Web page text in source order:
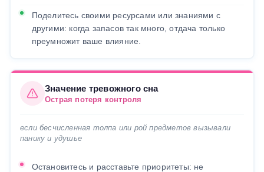
Поделитесь своими ресурсами или знаниями с
другими: когда запасов так много, отдача только
преумножит ваше влияние.
Значение тревожного сна
Острая потеря контроля
если бесчисленная толпа или рой предметов вызывали
панику и удушье
Остановитесь и расставьте приоритеты: не